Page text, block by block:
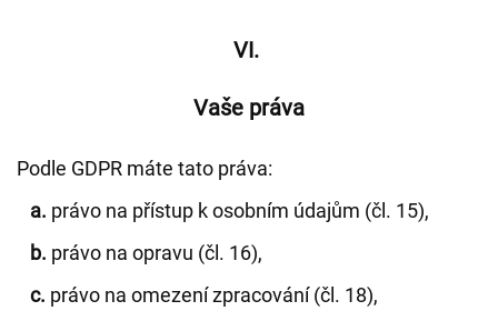
VI.
Vaše práva
Podle GDPR máte tato práva:
a. právo na přístup k osobním údajům (čl. 15),
b. právo na opravu (čl. 16),
c. právo na omezení zpracování (čl. 18),